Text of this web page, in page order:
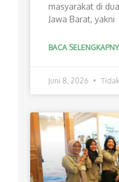
masyarakat di
Jawa Barat, yakni
BACA
Juni 8, 2026